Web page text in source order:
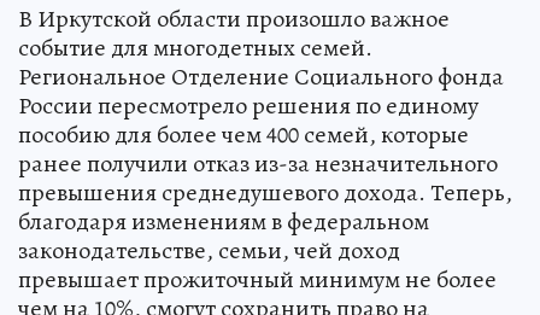
В Иркутской области произошло важное
событие для многодетных семей.
Региональное Отделение Социального фонда
России пересмотрело решения по единому
пособию для более чем 400 семей, которые
ранее получили отказ из-за незначительного
превышения среднедушевого дохода. Теперь,
благодаря изменениям в федеральном
законодательстве, семьи, чей доход
превышает прожиточный минимум не более
чем на 10%, смогут сохранить право на